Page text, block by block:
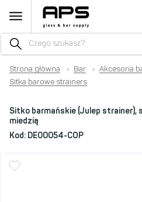
Strona główna › Bar › Akcesoria
Sitka barowe strainers
Sitko barmańskie (Julep strainer),
miedzią
Kod: DE00054-COP